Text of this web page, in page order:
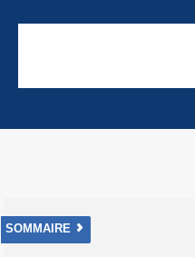
SOMMAIRE